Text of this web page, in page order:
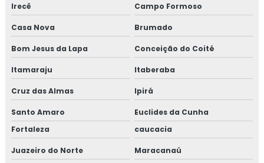
Irecê Campo Formoso
Casa Nova Brumado
Bom Jesus da Lapa Conceição do Coité
Itamaraju Itaberaba
Cruz das Almas Ipirá
Santo Amaro
Euclides da Cunha
Fortaleza
caucacia
Juazeiro do Norte Maracanaú